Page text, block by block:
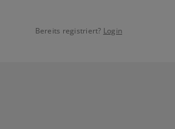
Bereits registriert? Login